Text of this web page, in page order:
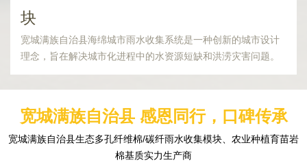
块
宽城满族自治县海绵城市雨水收集系统是一种创新的城市设计
理念，旨在解决城市化进程中的水资源短缺和洪涝灾害问题。
宽城满族自治县 感恩同行，口碑传承
宽城满族自治县生态多孔纤维棉/碳纤雨水收集模块、农业种植育苗岩
棉基质实力生产商